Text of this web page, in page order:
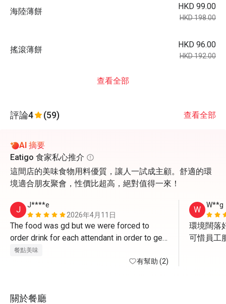
海陸薄餅
HKD 99.00
HKD 198.00
搖滾薄餅
HKD 96.00
HKD 192.00
查看全部
評論4 (59) 查看全部
AI 摘要
Eatigo 食家私心推介
這間店的美味食物用料優質，讓人一試成主顧。舒適的環
境適合朋友聚會，性價比超高，絕對值得一來！
J
J****e
2026年4月11日
The food was gd but we were forced to
order drink for each attendant in order to get
the deal. And of course the drink is NOT
applicable for discount. The waiter asked us
餐點美味
有幫助 (2)
W W**g
環境闊落
可惜員工
關於餐廳